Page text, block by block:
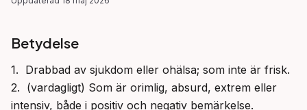
Betydelse
1.  Drabbad av sjukdom eller ohälsa; som inte är frisk.
2.  (vardagligt) Som är orimlig, absurd, extrem eller
intensiv, både i positiv och negativ bemärkelse.